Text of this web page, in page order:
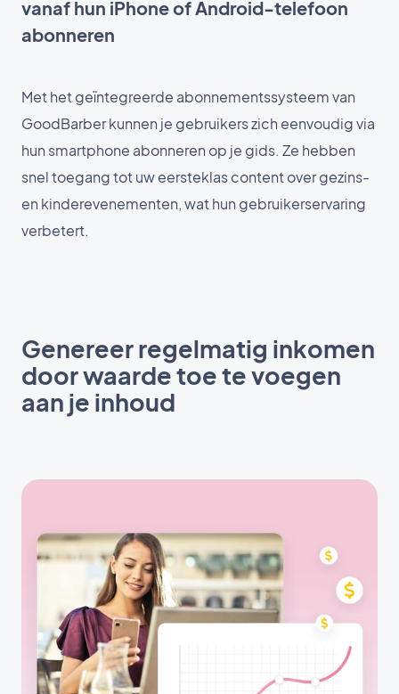
vanaf hun iPhone of Android-telefoon
abonneren
Met het geïntegreerde abonnementssysteem van
GoodBarber kunnen je gebruikers zich eenvoudig via
hun smartphone abonneren op je gids. Ze hebben
snel toegang tot uw eersteklas content over gezins-
en kinderevenementen, wat hun gebruikerservaring
verbetert.
Genereer regelmatig inkomen
door waarde toe te voegen
aan je inhoud